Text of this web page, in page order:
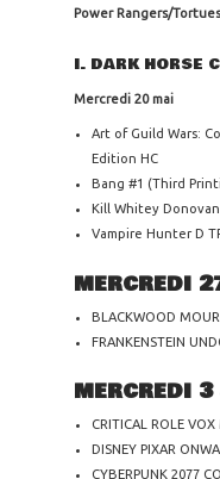
Power Rangers/
I. DARK HORSE
Mercredi 20 mai
Art of Guild Wars:
Edition HC
Bang #1 (Third
Kill Whitey
Vampire Hunter D
MERCREDI
BLACKWOOD
FRANKENSTEIN
MERCREDI
CRITICAL ROLE
DISNEY PIXAR
CYBERPUNK 2077